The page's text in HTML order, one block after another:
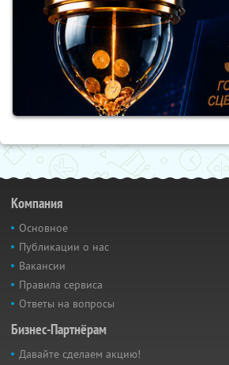
Компания
Основное
Публикации о нас
Вакансии
Правила сервиса
Ответы на вопросы
Бизнес-Партнёрам
Давайте сделаем акцию!